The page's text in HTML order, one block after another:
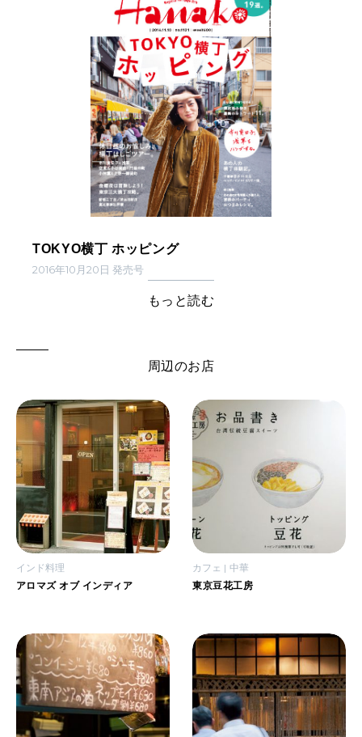
TOKYO横丁 ホッピング
2016年10月20日 発売号
もっと読む
周辺のお店
インド料理
アロマズ オブ インディア
カフェ 中華
東京豆花工房